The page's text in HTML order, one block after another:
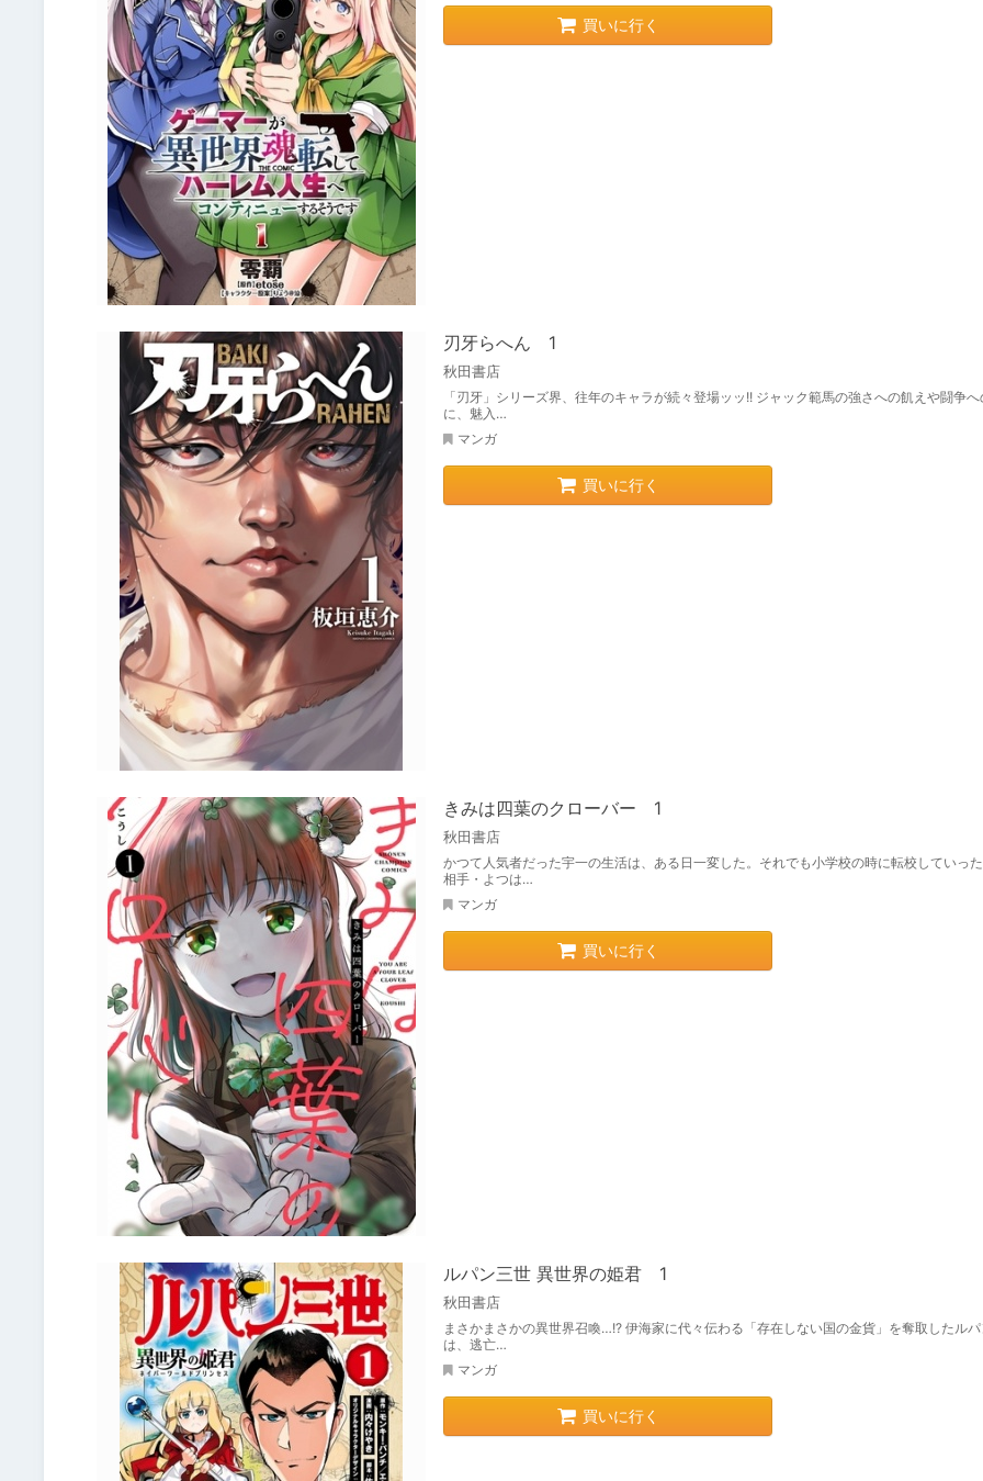
買いに行く
刃牙らへん 1
秋田書店
「刃牙」シリーズ界、往年のキャラが続々登場ッッ!! ジャック範馬の強さへの飢えや闘争
に、魅入…
マンガ
買いに行く
きみは四葉のクローバー 1
秋田書店
かつて人気者だった宇一の生活は、ある日一変した。それでも小学校の時に転校していっ
相手・よつは…
マンガ
買いに行く
ルパン三世 異世界の姫君 1
秋田書店
まさかまさかの異世界召喚…!? 伊海家に代々伝わる「存在しない国の金貨」を奪取したル
は、逃亡…
マンガ
買いに行く